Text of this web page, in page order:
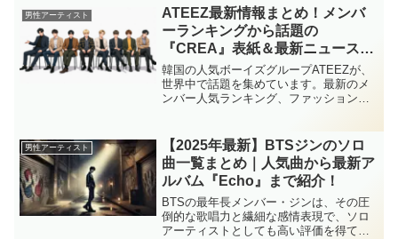
注目を集めているのは、彼らがどのよう
な形で再始動するの...
男性アーティスト
ATEEZ最新情報まとめ！メンバ
ーランキングから話題の
『CREA』表紙＆最新ニュースま
で
韓国の人気ボーイズグループATEEZが、
世界中で話題を集めています。最新のメ
ンバー人気ランキング、ファッション誌
ニュースをまとめました。 この記事で
は、ATEEZの魅...
男性アーティスト
【2025年最新】BTSジンのソロ
曲一覧まとめ｜人気曲から最新ア
ルバム『Echo』まで紹介！
BTSの最年長メンバー・ジンは、その圧
倒的な歌唱力と繊細な感情表現で、ソロ
アーティストとしても高い評価を得てい